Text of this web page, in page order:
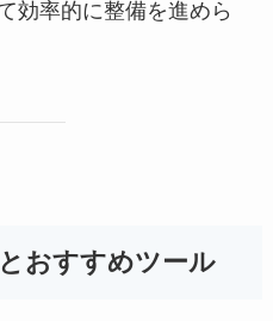
効率的に整備を進めら
おすすめツール